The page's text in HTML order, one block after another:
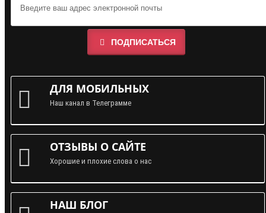
ПОДПИСАТЬСЯ
ДЛЯ МОБИЛЬНЫХ
Наш канал в Телеграмме
ОТЗЫВЫ О САЙТЕ
Хорошие и плохие слова о нас
НАШ БЛОГ